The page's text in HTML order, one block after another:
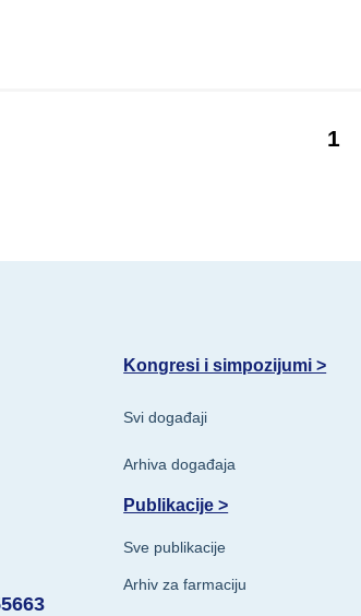
1
Kongresi i simpozijumi >
Svi događaji
Arhiva događaja
Publikacije >
Sve publikacije
Arhiv za farmaciju